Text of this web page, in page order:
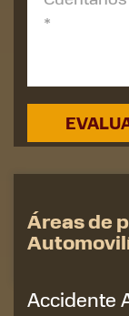
Áreas de
Accidente